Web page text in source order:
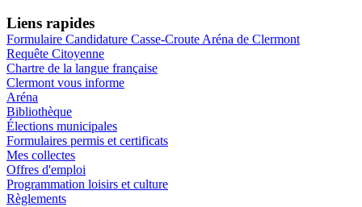
Liens rapides
Formulaire Candidature Casse-Croute Aréna de Clermont
Requête Citoyenne
Chartre de la langue française
Clermont vous informe
Aréna
Bibliothèque
Élections municipales
Formulaires permis et certificats
Mes collectes
Offres d'emploi
Programmation loisirs et culture
Règlements